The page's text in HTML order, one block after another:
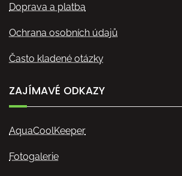
Doprava a platba
Ochrana osobních údajů
Často kladené otázky
ZAJÍMAVÉ ODKAZY
AquaCoolKeeper
Fotogalerie